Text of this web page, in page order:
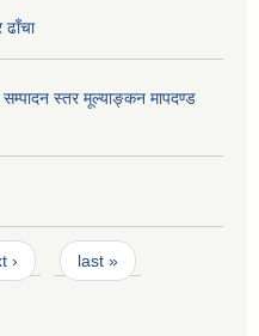
ढाँचा
सम्पादन स्तर मूल्याङ्कन मापदण्ड
› last »